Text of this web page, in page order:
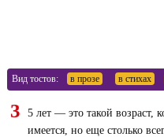
Вид тостов: в прозе в стихах
3
5 лет — это такой возраст,
имеется, но еще столько